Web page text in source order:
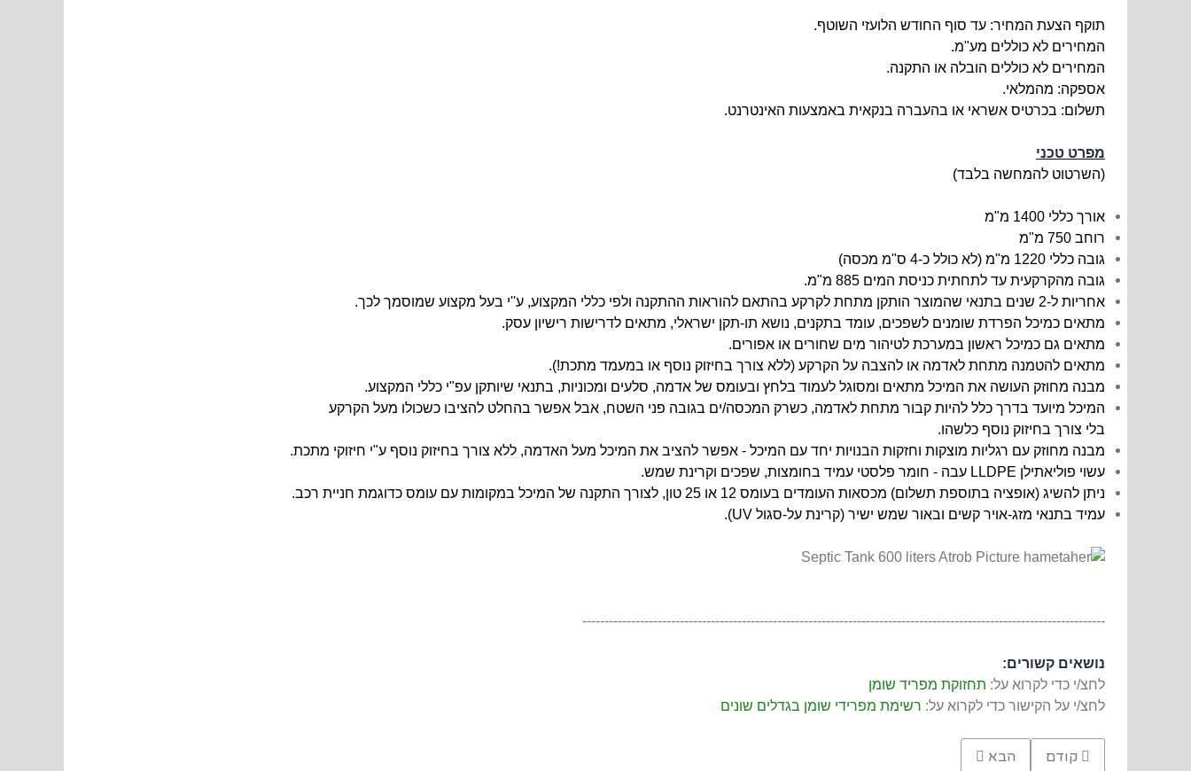
תוקף הצעת המחיר: עד סוף החודש הלועזי השוטף.
המחירים לא כוללים מע"מ.
המחירים לא כוללים הובלה או התקנה.
אספקה: מהמלאי.
תשלום: בכרטיס אשראי או בהעברה בנקאית באמצעות האינטרנט.
מפרט טכני
(השרטוט להמחשה בלבד)
אורך כללי 1400 מ"מ
רוחב 750 מ"מ
גובה כללי 1220 מ"מ (לא כולל כ-4 ס"מ מכסה)
גובה מהקרקעית עד לתחתית כניסת המים 885 מ"מ.
אחריות ל-2 שנים בתנאי שהמוצר הותקן מתחת לקרקע בהתאם להוראות ההתקנה ולפי כללי המקצוע, ע''י בעל מקצוע שמוסמך לכך.
מתאים כמיכל הפרדת שומנים לשפכים, עומד בתקנים, נושא תו-תקן ישראלי, מתאים לדרישות רישיון עסק.
מתאים גם כמיכל ראשון במערכת לטיהור מים שחורים או אפורים.
מתאים להטמנה מתחת לאדמה או להצבה על הקרקע (ללא צורך בחיזוק נוסף או במעמד מתכת!).
מבנה מחוזק העושה את המיכל מתאים ומסוגל לעמוד בלחץ ובעומס של אדמה, סלעים ומכוניות, בתנאי שיותקן עפ"י כללי המקצוע.
המיכל מיועד בדרך כלל להיות קבור מתחת לאדמה, כשרק המכסה/ים בגובה פני השטח, אבל אפשר בהחלט להציבו כשכולו מעל הקרקע
בלי צורך בחיזוק נוסף כלשהו.
מבנה מחוזק עם רגליות מוצקות וחזקות הבנויות יחד עם המיכל - אפשר להציב את המיכל מעל האדמה, ללא צורך בחיזוק נוסף ע"י חיזוקי מתכת.
עשוי פוליאתילן LLDPE עבה - חומר פלסטי עמיד בחומצות, שפכים וקרינת שמש.
ניתן להשיג (אופציה בתוספת תשלום) מכסאות העומדים בעומס 12 או 25 טון, לצורך התקנה של המיכל במקומות עם עומס כדוגמת חניית רכב.
עמיד בתנאי מזג-אויר קשים ובאור שמש ישיר (קרינת על-סגול UV).
----------------------------------------------------------------------------------------------------------------------
נושאים קשורים:
לחצ/י כדי לקרוא על: תחזוקת מפריד שומן
לחצ/י על הקישור כדי לקרוא על: רשימת מפרידי שומן בגדלים שונים
Previous article: בור הפרדת שומן למסעדה 1200 ליטר
קודם Next article: מפריד שומנים לכיור מסעדה 130 ליטר, פלסטי
הבא